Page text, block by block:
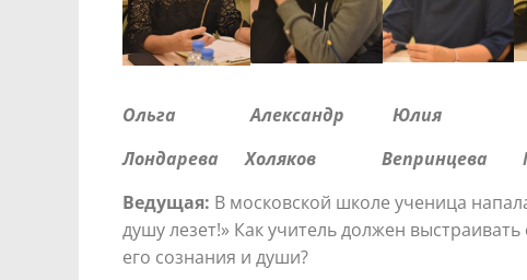
Ольга Александр Юлия
Лондарева Холяков
Ведущая: В московской школе ученица
душу лезет!» Как учитель должен
его сознания и души?